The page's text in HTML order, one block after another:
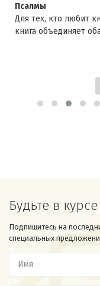
Псалмы
Для тех, кто любит
книга объединяет
Будьте в курсе
Подпишитесь на
специальных